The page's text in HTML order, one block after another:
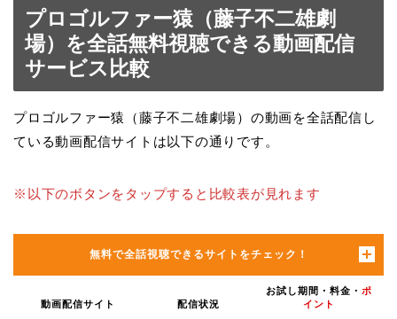
プロゴルファー猿（藤子不二雄劇
場）を全話無料視聴できる動画配信
サービス比較
プロゴルファー猿（藤子不二雄劇場）の動画を全話配信し
ている動画配信サイトは以下の通りです。
※以下のボタンをタップすると比較表が見れます
無料で全話視聴できるサイトをチェック！
動画配信サイト 配信状況
お試し期間・料金・ ポ
イント